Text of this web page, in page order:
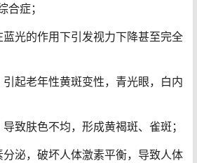
症；
光的作用下引发视力下降甚至完全
起老年性黄斑变性，青光眼，白内
致肤色不均，形成黄褐斑、雀斑；
泌，破坏人体激素平衡，导致人体